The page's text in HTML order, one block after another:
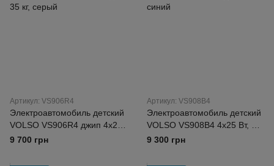
Артикул: VS906R4
Электроавтомобиль детский
VOLSO VS906R4 джип 4х25
Вт, 12 В 7 Ah, до 35 кг, серый
9 700 грн
Артикул: VS908B4
Электроавтомобиль детский
VOLSO VS908B4 4х25 Вт, 12
В 7 Ah, до 30 кг, синий
9 300 грн